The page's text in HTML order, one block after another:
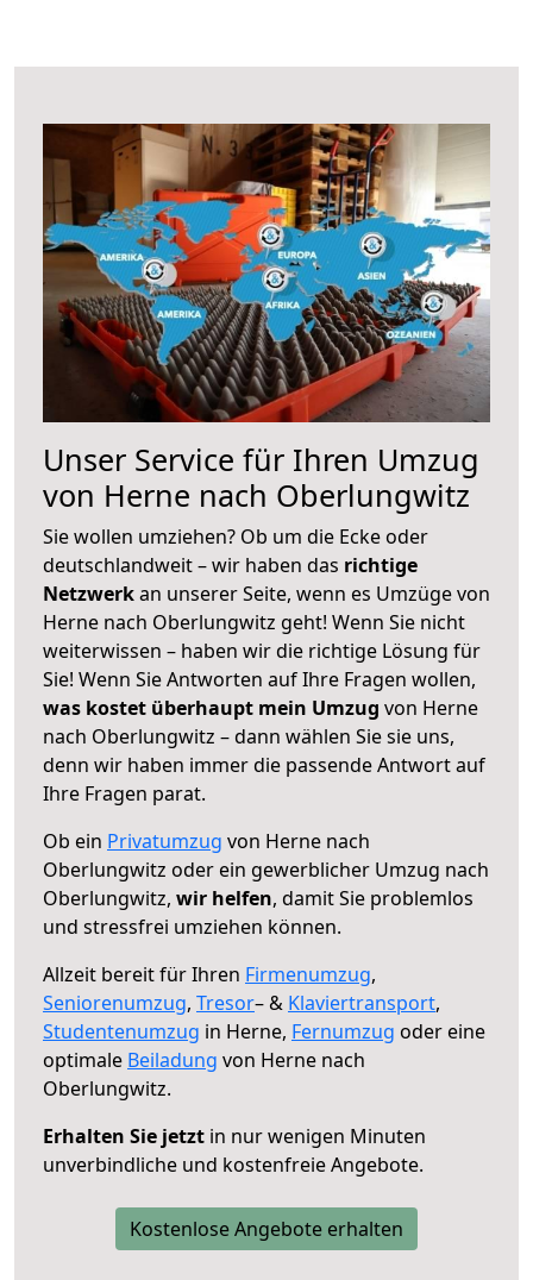
Unser Service für Ihren Umzug
von Herne nach Oberlungwitz
Sie wollen umziehen? Ob um die Ecke oder
deutschlandweit – wir haben das richtige
Netzwerkan unserer Seite, wenn es Umzüge von
Herne nach Oberlungwitz geht! Wenn Sie nicht
weiterwissen – haben wir die richtige Lösung für
Sie! Wenn Sie Antworten auf Ihre Fragen wollen,
was kostet überhaupt mein Umzug von Herne
nach Oberlungwitz – dann wählen Sie sie uns,
denn wir haben immer die passende Antwort auf
Ihre Fragen parat.
Ob ein Privatumzug von Herne nach
Oberlungwitz oder ein gewerblicher Umzug nach
Oberlungwitz, wir helfen, damit Sie problemlos
und stressfrei umziehen können.
Allzeit bereit für Ihren Firmenumzug,
Seniorenumzug, Tresor– & Klaviertransport,
Studentenumzug in Herne, Fernumzug oder eine
optimale Beiladung von Herne nach
Oberlungwitz.
Erhalten Sie jetzt in nur wenigen Minuten
unverbindliche und kostenfreie Angebote.
Kostenlose Angebote erhalten